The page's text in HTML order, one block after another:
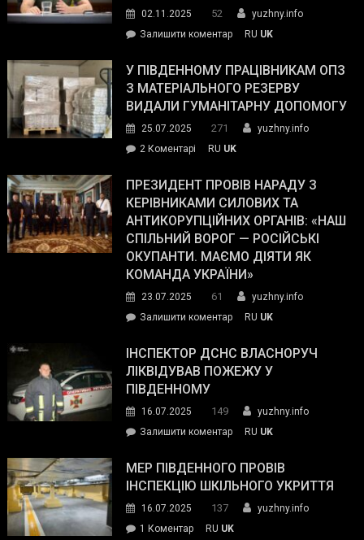
02.11.2025 52
yuzhny.info
Залишити коментарon
завойовує
симпатії
виборців
The
Street
Journal.
RU UK
У ПІВДЕННОМУ ПРАЦІВНИКАМ ОПЗ
З МАТЕРІАЛЬНОГО РЕЗЕРВУ
ВИДАЛИ ГУМАНІТАРНУ ДОПОМОГУ
25.07.2025 271
yuzhny.info
2 Коментарі
Південному
працівникам
ОПЗ
з
матеріального
резерву
гуманітарну
допомогу
RU UK
ПРЕЗИДЕНТ ПРОВІВ НАРАДУ З
КЕРІВНИКАМИ СИЛОВИХ ТА
АНТИКОРУПЦІЙНИХ ОРГАНІВ: «НАШ
СПІЛЬНИЙ ВОРОГ — РОСІЙСЬКІ
ОКУПАНТИ. МАЄМО ДІЯТИ ЯК
КОМАНДА УКРАЇНИ»
23.07.2025 61
yuzhny.info
Залишити коментарon
провів
нараду
силових
та
органів:
«Наш
спільний
RU UK
ІНСПЕКТОР ДСНС ВЛАСНОРУЧ
ЛІКВІДУВАВ ПОЖЕЖУ У
ПІВДЕННОМУ
16.07.2025 149
yuzhny.info
Залишити коментарon
ДСНС
власноруч
пожежу
у
RU UK
МЕР ПІВДЕННОГО ПРОВІВ
ІНСПЕКЦІЮ ШКІЛЬНОГО УКРИТТЯ
16.07.2025 137
yuzhny.info
1 Коментардо RU UK